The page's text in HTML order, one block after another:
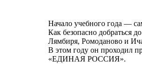
Начало учебного года —
Как безопасно добраться
Лямбиря, Ромоданово и
В этом году он проходил
«ЕДИНАЯ РОССИЯ».